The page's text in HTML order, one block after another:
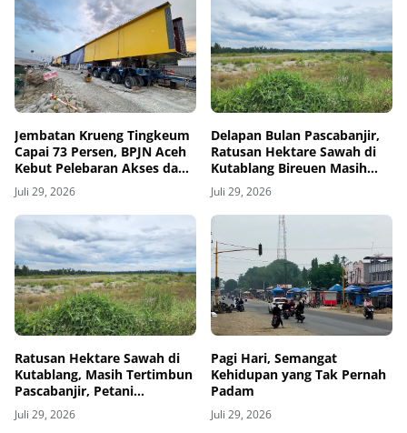
Jembatan Krueng Tingkeum
Capai 73 Persen, BPJN Aceh
Kebut Pelebaran Akses dan
Pemasangan Bentang
Tengah
Juli 29, 2026
Delapan Bulan Pascabanjir,
Ratusan Hektare Sawah di
Kutablang Bireuen Masih
Tertimbun Tanah
Juli 29, 2026
Ratusan Hektare Sawah di
Kutablang, Masih Tertimbun
Pascabanjir, Petani
Kehilangan Mata
Pencaharian
Juli 29, 2026
Pagi Hari, Semangat
Kehidupan yang Tak Pernah
Padam
Juli 29, 2026